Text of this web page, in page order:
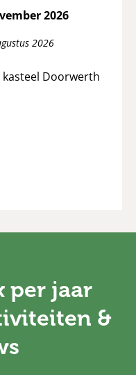
2026
2026
Doorwerth
per jaar
&